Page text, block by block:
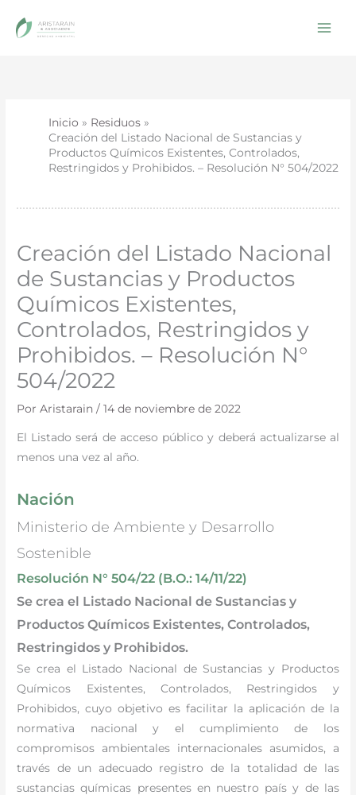
Inicio
Residuos
Creación del Listado Nacional de Sustancias y
Productos Químicos Existentes, Controlados,
Restringidos y Prohibidos. – Resolución N° 504/2022
Creación del Listado Nacional
de Sustancias y Productos
Químicos Existentes,
Controlados, Restringidos y
Prohibidos. – Resolución N°
504/2022
PorAristarain/14 de noviembre de 2022
El Listado será de acceso público y deberá actualizarse al
menos una vez al año.
Nación
Ministerio de Ambiente y Desarrollo
Sostenible
Resolución N° 504/22 (B.O.: 14/11/22)
Se crea el Listado Nacional de Sustancias y
Productos Químicos Existentes, Controlados,
Restringidos y Prohibidos.
Se crea el Listado Nacional de Sustancias y Productos
Químicos Existentes, Controlados, Restringidos y
Prohibidos, cuyo objetivo es facilitar la aplicación de la
normativa nacional y el cumplimiento de los
compromisos ambientales internacionales asumidos, a
través de un adecuado registro de la totalidad de las
sustancias químicas presentes en nuestro país y de las